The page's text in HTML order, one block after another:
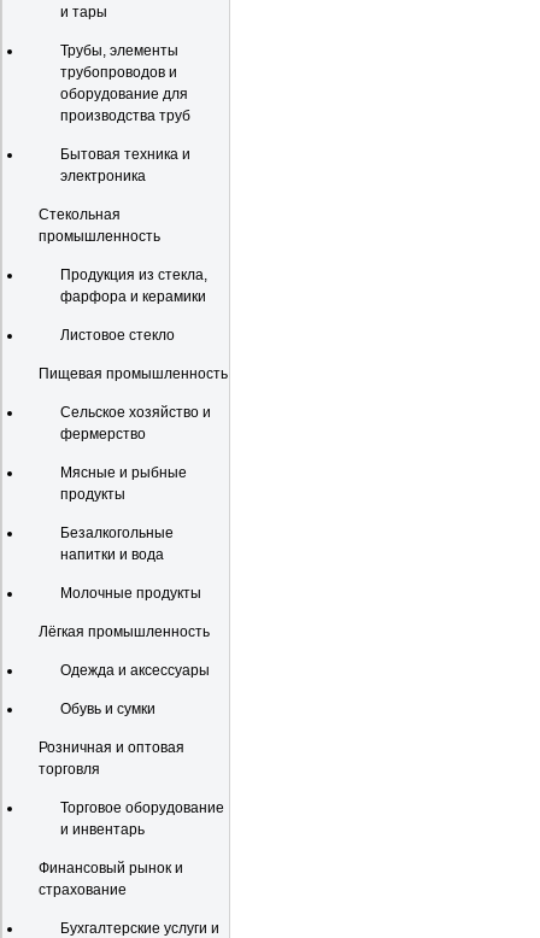
и тары
Трубы, элементы
трубопроводов и
оборудование для
производства труб
Бытовая техника и
электроника
Стекольная
промышленность
Продукция из стекла,
фарфора и керамики
Листовое стекло
Пищевая промышленность
Сельское хозяйство и
фермерство
Мясные и рыбные
продукты
Безалкогольные
напитки и вода
Молочные продукты
Лёгкая промышленность
Одежда и аксессуары
Обувь и сумки
Розничная и оптовая
торговля
Торговое оборудование
и инвентарь
Финансовый рынок и
страхование
Бухгалтерские услуги и